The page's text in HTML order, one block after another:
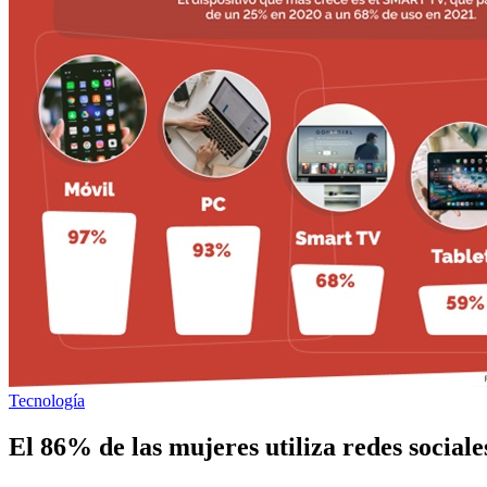
Tecnología
El 86% de las mujeres utiliza redes